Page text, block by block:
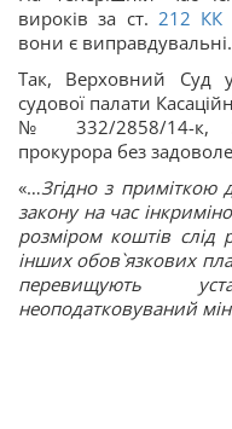
вироків за ст. 212 КК
вони є виправдувальні.
Так, Верховний Суд у
судової палати
№ 332/2858/14-к,
прокурора без
«…Згідно з приміткою
закону на час
розміром коштів слід
інших обов`язкових
перевищують
неоподатковуваний